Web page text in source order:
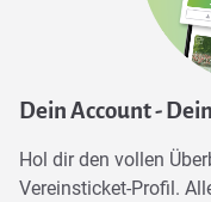
Dein Account -
Hol dir den vollen
Vereinsticket-Profil.